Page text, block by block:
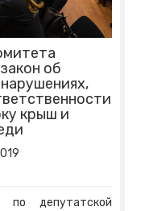
об
крыш и
депутатской